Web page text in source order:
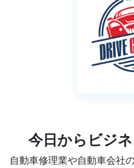
今日からビジ
自動車修理業や自動車会社